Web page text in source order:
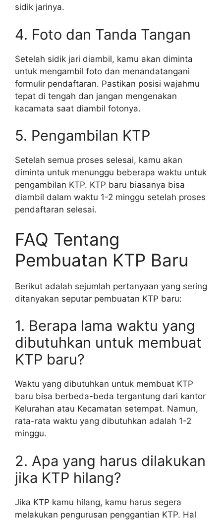
sidik jarinya.
4. Foto dan Tanda Tangan
Setelah sidik jari diambil, kamu akan diminta
untuk mengambil foto dan menandatangani
formulir pendaftaran. Pastikan posisi wajahmu
tepat di tengah dan jangan mengenakan
kacamata saat diambil fotonya.
5. Pengambilan KTP
Setelah semua proses selesai, kamu akan
diminta untuk menunggu beberapa waktu untuk
pengambilan KTP. KTP baru biasanya bisa
diambil dalam waktu 1-2 minggu setelah proses
pendaftaran selesai.
FAQ Tentang
Pembuatan KTP Baru
Berikut adalah sejumlah pertanyaan yang sering
ditanyakan seputar pembuatan KTP baru:
1. Berapa lama waktu yang
dibutuhkan untuk membuat
KTP baru?
Waktu yang dibutuhkan untuk membuat KTP
baru bisa berbeda-beda tergantung dari kantor
Kelurahan atau Kecamatan setempat. Namun,
rata-rata waktu yang dibutuhkan adalah 1-2
minggu.
2. Apa yang harus dilakukan
jika KTP hilang?
Jika KTP kamu hilang, kamu harus segera
melakukan pengurusan penggantian KTP. Hal